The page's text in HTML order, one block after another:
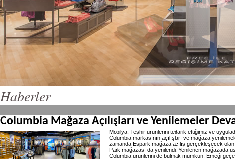
Haberler
Columbia Mağaza Açılışları ve Yenilemeler
Mobilya, Teşhir ürünlerini tedarik ettiğimiz ve
Columbia markasının açılışları ve mağaza
zamanda Espark mağaza açılış gerçekleşecek
Park mağazası da yenilendi, Yenilenen mağazada
Columbia ürünlerini de bulmak mümkün. Emeği